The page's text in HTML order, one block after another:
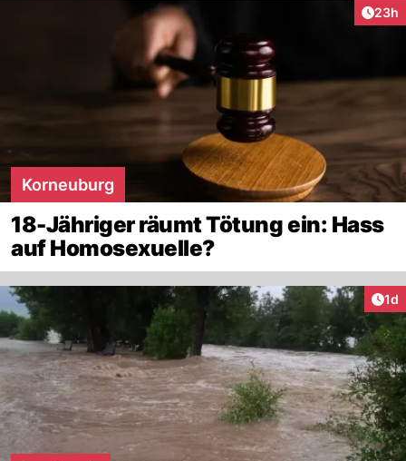
23h
Korneuburg
18-Jähriger räumt Tötung ein: Hass
auf Homosexuelle?
1d